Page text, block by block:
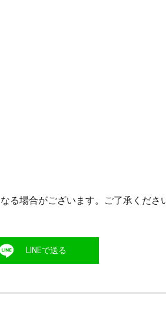
る場合がございます。ご了承くださ
LINEで送る